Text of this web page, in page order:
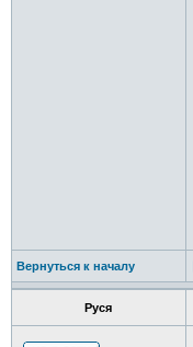
Вернуться к началу
Руся